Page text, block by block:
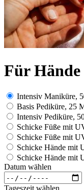
Für
Intensiv Maniküre,
Basis Pediküre, 25
Intensiv Pediküre,
Schicke Füße mit
Schicke Füße mit
Schicke Hände mit
Schicke Hände mit
Datum wählen